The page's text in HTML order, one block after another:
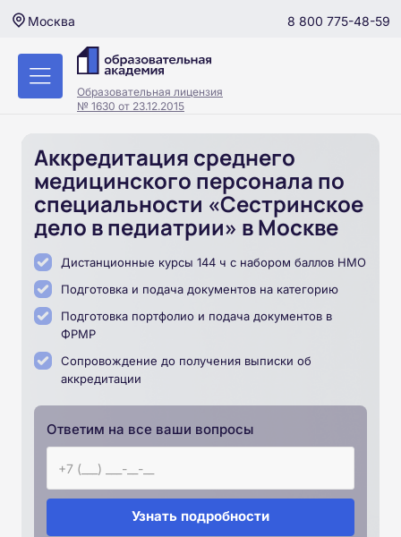
Москва 8 800 775-48-59
Образовательная лицензия
№ 1630 от 23.12.2015
Аккредитация среднего
медицинского персонала по
специальности «Сестринское
дело в педиатрии» в Москве
Дистанционные курсы 144 ч с набором баллов НМО
Подготовка и подача документов на категорию
Подготовка портфолио и подача документов в
ФРМР
Сопровождение до получения выписки об
аккредитации
Ответим на все ваши вопросы
Узнать подробности